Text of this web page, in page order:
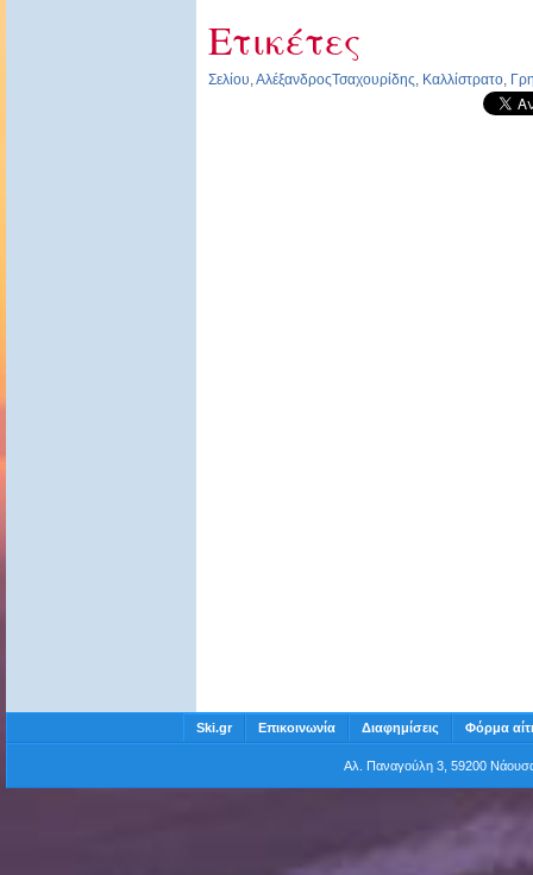
Ετικέτες
Σελίου,ΑλέξανδροςΤσαχουρίδης, Καλλίστρατο,
Ski.gr Επικοινωνία Διαφημίσεις Φόρμα
Αλ. Παναγούλη 3, 59200